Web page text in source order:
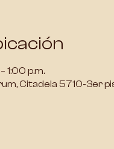
1:00 p.m.
Citadela 5710-3er